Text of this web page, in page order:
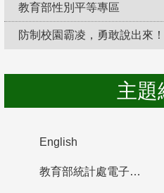
教育部性別平等專區
防制校園霸凌，勇敢說出來！
主題
English
教育部統計處電子書櫃